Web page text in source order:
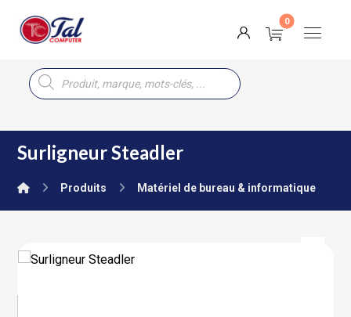
Surligneur Steadler
Produits Matériel de bureau & informatique